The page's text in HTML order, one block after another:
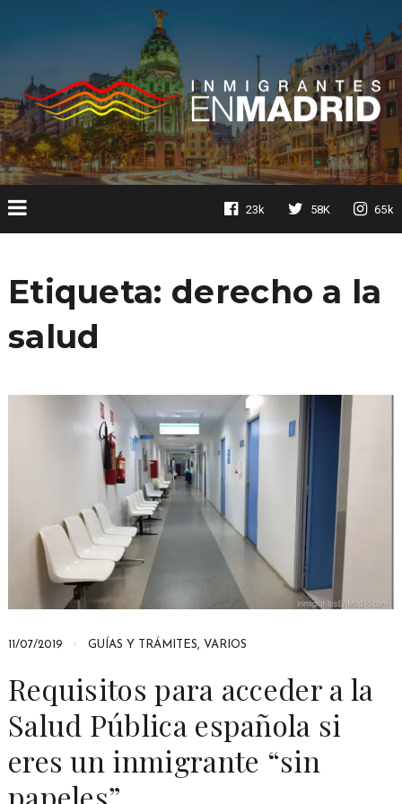
23k 58K 65k
Etiqueta: derecho a la
salud
11/07/2019 GUÍAS Y TRÁMITES, VARIOS
Requisitos para acceder a la
Salud Pública española si
eres un inmigrante “sin